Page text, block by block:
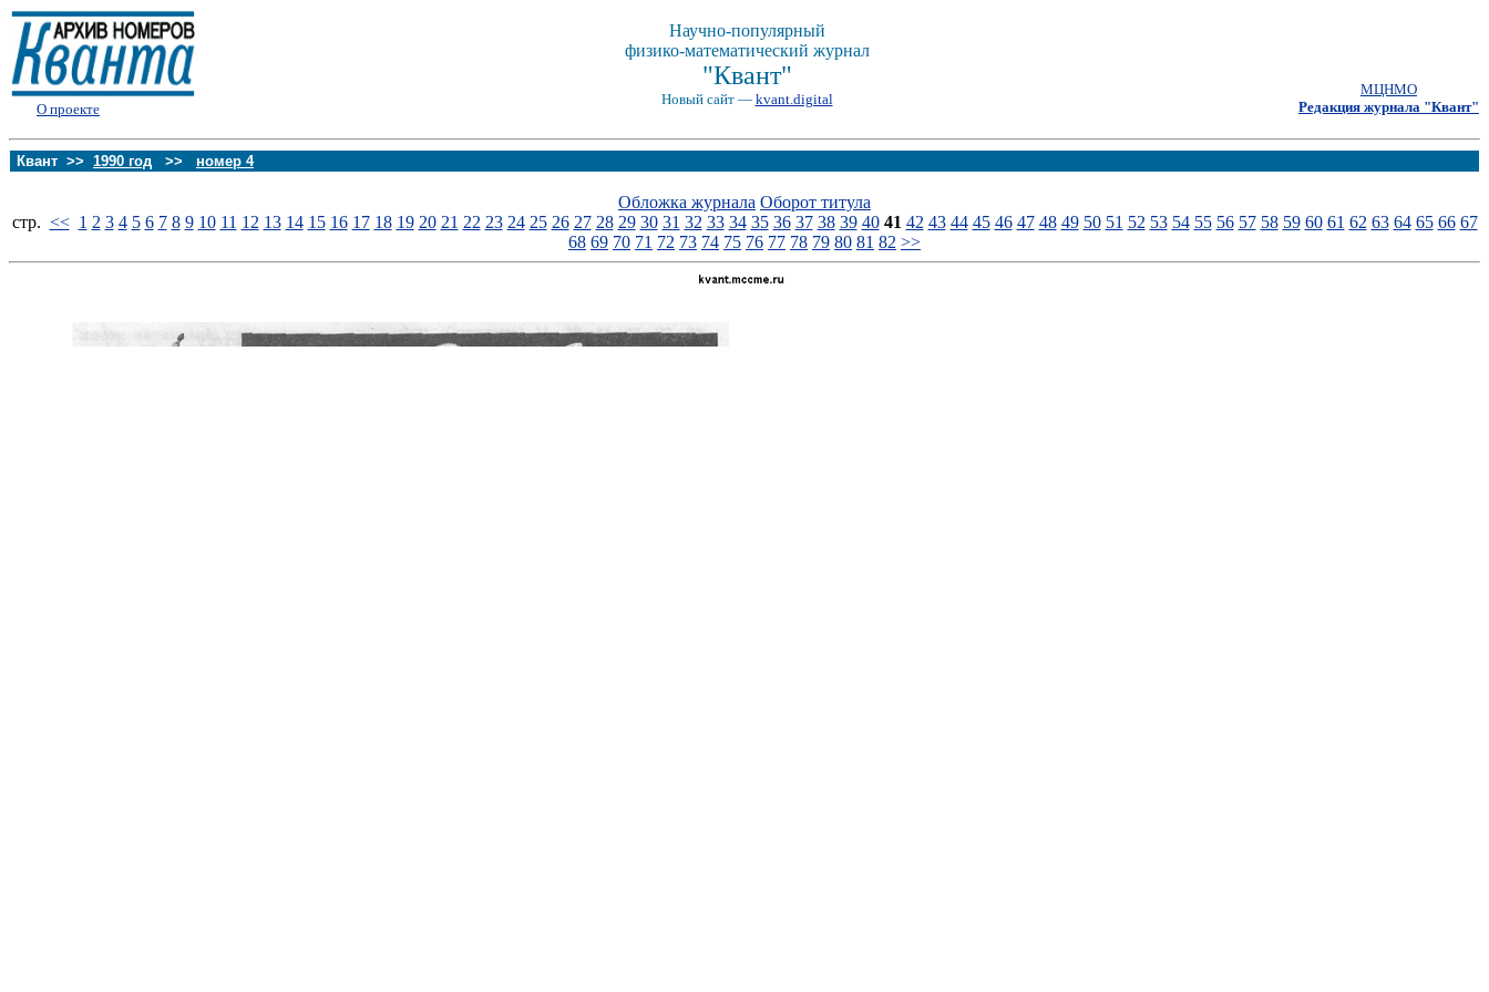
О проекте
Научно-популярный
физико-математический журнал
"Квант"
Новый сайт — kvant.digital
МЦНМО
Редакция журнала "Квант"
Квант >> 1990 год >> номер 4
Обложка журнала Оборот титула
стp. << 1 2 3 4 5 6 7 8 9 10 11 12 13 14 15 16 17 18 19 20 21 22 23 24 25 26 27 28 29 30 31 32 33 34 35 36 37 38 39 40 41 42 43 44 45 46 47 48 49 50 51 52 53 54 55 56 57 58 59 60 61 62 63 64 65 66 67
68 69 70 71 72 73 74 75 76 77 78 79 80 81 82 >>